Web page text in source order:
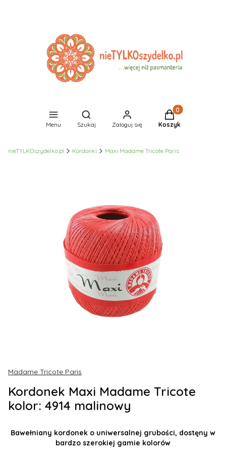
Menu
Otwórz wyszukiwarkę
Szukaj Zaloguj się
Produkty w
Koszyk
nieTYLKOszydelko.pl Kordonki Maxi Madame Tricote Paris
Madame Tricote Paris
Kordonek Maxi Madame Tricote
kolor: 4914 malinowy
Bawełniany kordonek o uniwersalnej grubości, dostęny w
bardzo szerokiej gamie kolorów